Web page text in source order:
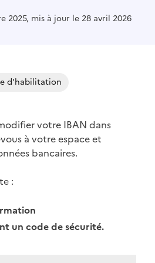
2025, mis à jour le 28 avril 2026
d'habilitation
votre IBAN dans
à votre espace et
bancaires.
:
un code de sécurité.